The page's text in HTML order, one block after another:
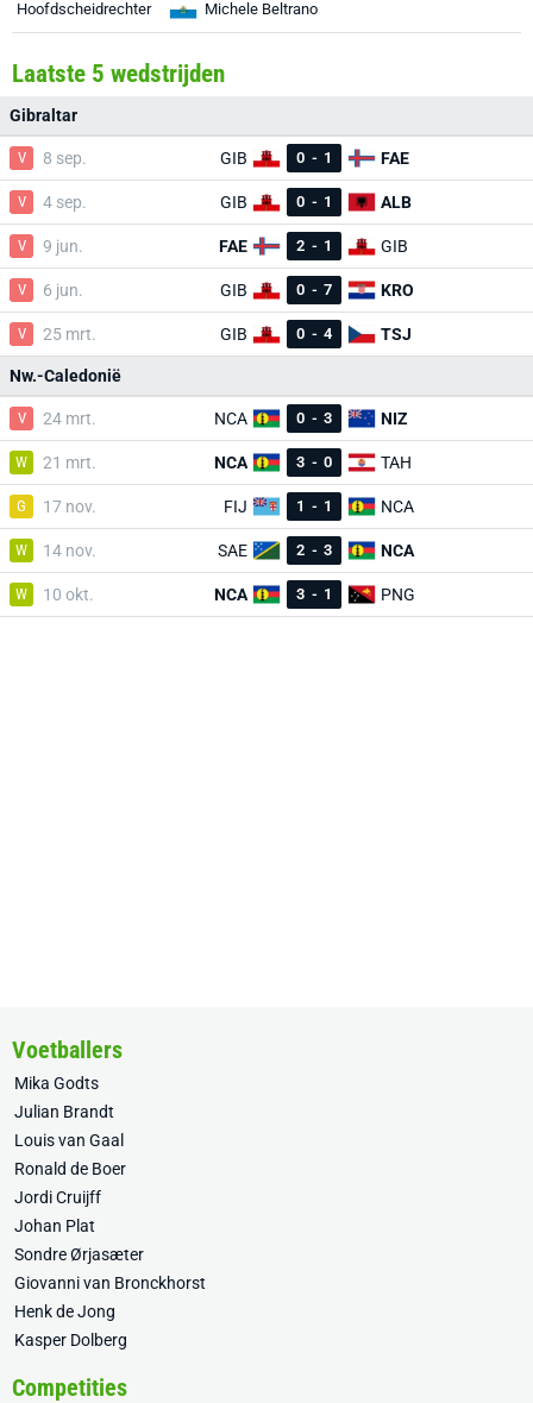
Hoofdscheidrechter Michele Beltrano
Laatste 5 wedstrijden
Gibraltar
V 8 sep. GIB 0 - 1 FAE
V 4 sep. GIB 0 - 1 ALB
V 9 jun. FAE 2 - 1 GIB
V 6 jun. GIB 0 - 7 KRO
V 25 mrt. GIB 0 - 4 TSJ
Nw.-Caledonië
V 24 mrt. NCA 0 - 3 NIZ
W 21 mrt. NCA 3 - 0 TAH
G 17 nov. FIJ 1 - 1 NCA
W 14 nov. SAE 2 - 3 NCA
W 10 okt. NCA 3 - 1 PNG
Voetballers
Mika Godts
Julian Brandt
Louis van Gaal
Ronald de Boer
Jordi Cruijff
Johan Plat
Sondre Ørjasæter
Giovanni van Bronckhorst
Henk de Jong
Kasper Dolberg
Competities